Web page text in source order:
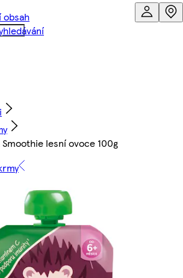
obsah
Smoothie lesní ovoce 100g